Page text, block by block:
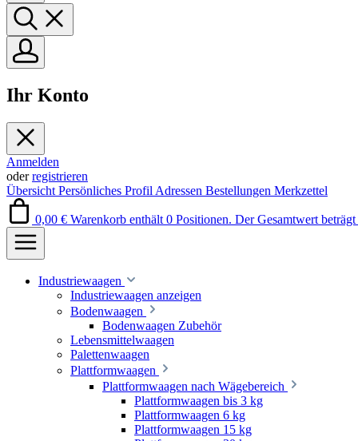
Ihr Konto
Anmelden
oderregistrieren
Übersicht Persönliches Profil Adressen Bestellungen Merkzettel
0,00 € Warenkorb enthält 0 Positionen. Der Gesamtwert
Industriewaagen
Industriewaagen anzeigen
Bodenwaagen
Bodenwaagen Zubehör
Lebensmittelwaagen
Palettenwaagen
Plattformwaagen
Plattformwaagen nach Wägebereich
Plattformwaagen bis 3 kg
Plattformwaagen 6 kg
Plattformwaagen 15 kg